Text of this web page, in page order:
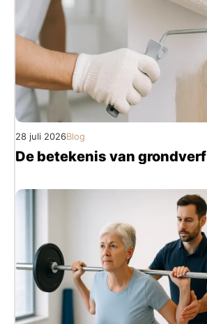
28 juli 2026Blog
De betekenis van grondverf